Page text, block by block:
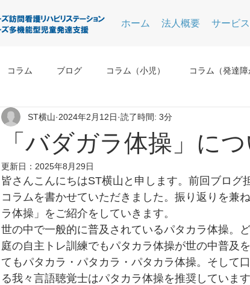
ホーム 法人概要 サービ
コラム ブログ コラム（小児） コラム（発達障
「バダガラ体操」に
ST横山 2024年2月12日 読了時間: 3分
更新日： 2025年8月29日
皆さんこんにちはST横山と申します。前回ブログ
コラムを書かせていただきました。振り返りを兼
ラ体操」をご紹介をしていきます。
世の中で一般的に普及されているパタカラ体操。
庭の自主トレ訓練でもパタカラ体操が世の中普及
てもパタカラ・パタカラ・パタカラ体操。そして
る我々言語聴覚士はパタカラ体操を推奨しています